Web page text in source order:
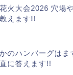
火大会2026 穴場
えます!!
のハンバーグはま
に答えます!!